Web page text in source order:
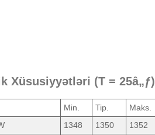
Xüsusiyyətləri (T = 25â„ƒ)
Min. Tip. Maks.
1348 1350 1352